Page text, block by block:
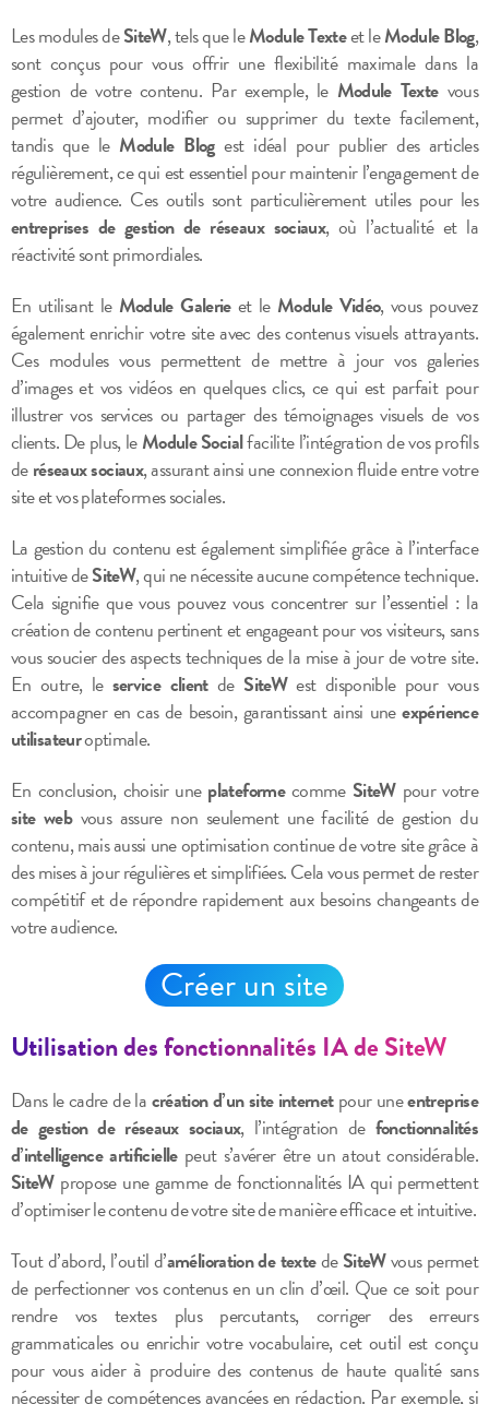
Les modules deSiteW, tels que leModule Texteet leModule Blog,
sont conçus pour vous offrir une flexibilité maximale dans la
gestion de votre contenu. Par exemple, le Module Textevous
permet d’ajouter, modifier ou supprimer du texte facilement,
tandis que le Module Blogest idéal pour publier des articles
régulièrement, ce qui est essentiel pour maintenir l’engagement de
votre audience. Ces outils sont particulièrement utiles pour les
entreprises de gestion de réseaux sociaux, où l’actualité et la
réactivité sont primordiales.
En utilisant le Module Galerieet le Module Vidéo, vous pouvez
également enrichir votre site avec des contenus visuels attrayants.
Ces modules vous permettent de mettre à jour vos galeries
d’images et vos vidéos en quelques clics, ce qui est parfait pour
illustrer vos services ou partager des témoignages visuels de vos
clients. De plus, leModule Socialfacilite l’intégration de vos profils
deréseaux sociaux, assurant ainsi une connexion fluide entre votre
site et vos plateformes sociales.
La gestion du contenu est également simplifiée grâce à l’interface
intuitive deSiteW, qui ne nécessite aucune compétence technique.
Cela signifie que vous pouvez vous concentrer sur l’essentiel : la
création de contenu pertinent et engageant pour vos visiteurs, sans
vous soucier des aspects techniques de la mise à jour de votre site.
En outre, le service clientde SiteWest disponible pour vous
accompagner en cas de besoin, garantissant ainsi uneexpérience
utilisateuroptimale.
En conclusion, choisir une plateformecomme SiteWpour votre
site webvous assure non seulement une facilité de gestion du
contenu, mais aussi une optimisation continue de votre site grâce à
des mises à jour régulières et simplifiées. Cela vous permet de rester
compétitif et de répondre rapidement aux besoins changeants de
votre audience.
Créer un site
Utilisation des fonctionnalités IA de SiteW
Dans le cadre de lacréation d’un site internetpour uneentreprise
de gestion de réseaux sociaux, l’intégration de fonctionnalités
d’intelligence artificiellepeut s’avérer être un atout considérable.
SiteWpropose une gamme de fonctionnalités IA qui permettent
d’optimiser le contenu de votre site de manière efficace et intuitive.
Tout d’abord, l’outil d’amélioration de textedeSiteWvous permet
de perfectionner vos contenus en un clin d’œil. Que ce soit pour
rendre vos textes plus percutants, corriger des erreurs
grammaticales ou enrichir votre vocabulaire, cet outil est conçu
pour vous aider à produire des contenus de haute qualité sans
nécessiter de compétences avancées en rédaction. Par exemple, si